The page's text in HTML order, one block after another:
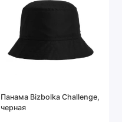
Панама Bizbolka Challenge,
черная